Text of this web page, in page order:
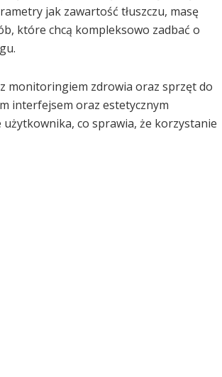
jak zawartość tłuszczu, masę
które chcą kompleksowo zadbać o
monitoringiem zdrowia oraz sprzęt do
interfejsem oraz estetycznym
co sprawia, że korzystanie